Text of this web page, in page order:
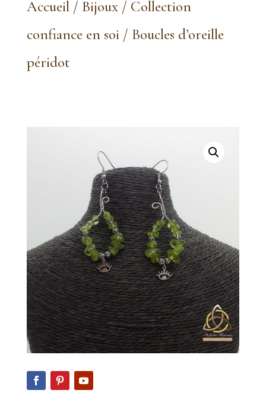
Accueil/ Bijoux/ Collection
confiance en soi/ Boucles d’oreille
péridot